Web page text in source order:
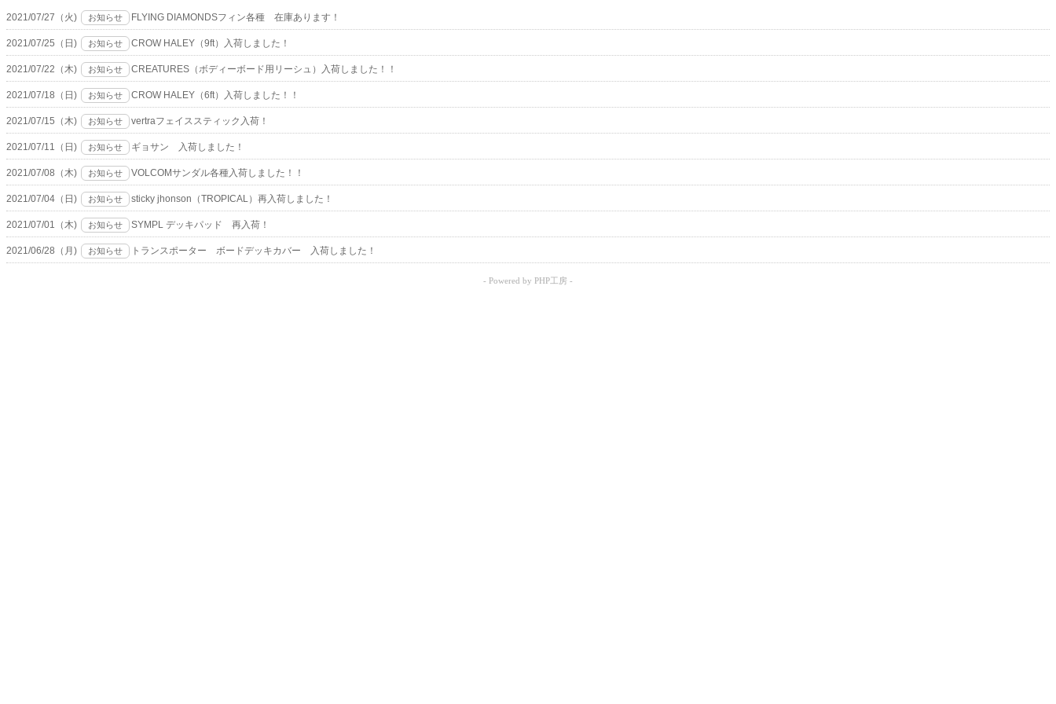
2021/07/27（火) お知らせ FLYING DIAMONDSフィン各種 在庫あります！
2021/07/25（日) お知らせ CROW HALEY（9ft）入荷しました！
2021/07/22（木) お知らせ CREATURES（ボディーボード用リーシュ）入荷しました！！
2021/07/18（日) お知らせ CROW HALEY（6ft）入荷しました！！
2021/07/15（木) お知らせ vertraフェイススティック入荷！
2021/07/11（日) お知らせ ギョサン 入荷しました！
2021/07/08（木) お知らせ VOLCOMサンダル各種入荷しました！！
2021/07/04（日) お知らせ sticky jhonson（TROPICAL）再入荷しました！
2021/07/01（木) お知らせ SYMPL デッキパッド 再入荷！
2021/06/28（月) お知らせ トランスポーター ボードデッキカバー 入荷しました！
- Powered by PHP工房 -